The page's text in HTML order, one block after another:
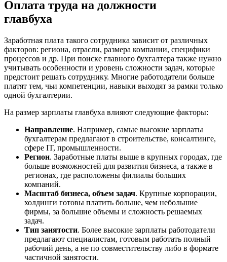
Оплата труда на должности
главбуха
Заработная плата такого сотрудника зависит от различных
факторов: региона, отрасли, размера компании, специфики
процессов и др. При поиске главного бухгалтера также нужно
учитывать особенности и уровень сложности задач, которые
предстоит решать сотруднику. Многие работодатели больше
платят тем, чьи компетенции, навыки выходят за рамки только
одной бухгалтерии.
На размер зарплаты главбуха влияют следующие факторы:
Направление. Например, самые высокие зарплаты
бухгалтерам предлагают в строительстве, консалтинге,
сфере IT, промышленности.
Регион. Заработные платы выше в крупных городах, где
больше возможностей для развития бизнеса, а также в
регионах, где расположены филиалы больших
компаний.
Масштаб бизнеса, объем задач. Крупные корпорации,
холдинги готовы платить больше, чем небольшие
фирмы, за большие объемы и сложность решаемых
задач.
Тип занятости. Более высокие зарплаты работодатели
предлагают специалистам, готовым работать полный
рабочий день, а не по совместительству либо в формате
частичной занятости.